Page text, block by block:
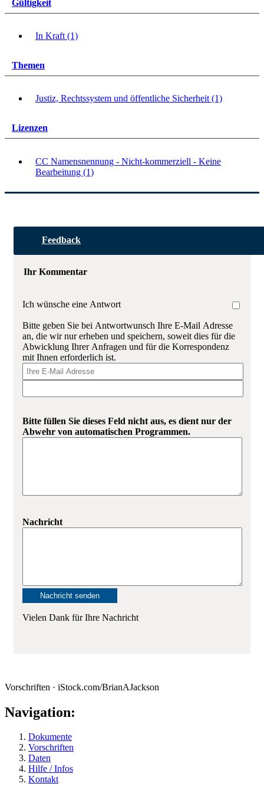
Gültigkeit
In Kraft (1)
Themen
Justiz, Rechtssystem und öffentliche Sicherheit (1)
Lizenzen
CC Namensnennung - Nicht-kommerziell - Keine
Bearbeitung (1)
Feedback
Ihr Kommentar
Ich wünsche eine Antwort
Bitte geben Sie bei Antwortwunsch Ihre E-Mail Adresse
an, die wir nur erheben und speichern, soweit dies für die
Abwicklung Ihrer Anfragen und für die Korrespondenz
mit Ihnen erforderlich ist.
Bitte füllen Sie dieses Feld nicht aus, es dient nur der
Abwehr von automatischen Programmen.
Nachricht
Vielen Dank für Ihre Nachricht
Vorschriften · iStock.com/BrianAJackson
Navigation:
Dokumente
Vorschriften
Daten
Hilfe / Infos
Kontakt